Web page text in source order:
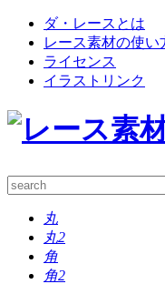
ダ・レースとは
レース素材の使い
ライセンス
イラストリンク
丸
丸2
角
角2